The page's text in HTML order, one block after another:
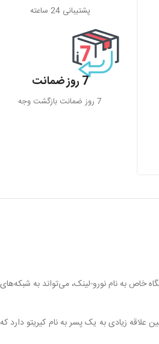
پشتیبانی 24 ساعته
7 روز ضمانت
7 روز ضمانت بازگشت وجه
از یک دستگاه خاص به نام نورو-لینک، می‌تواند به شبکه‌های
زیادی به یک پسر به نام کیریتو دارد که